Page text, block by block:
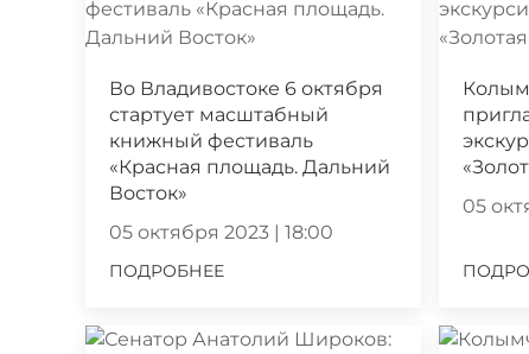
Во Владивостоке 6 октября
стартует масштабный
книжный фестиваль
«Красная площадь. Дальний
Восток»
05 октября 2023 | 18:00
ПОДРОБНЕЕ
05